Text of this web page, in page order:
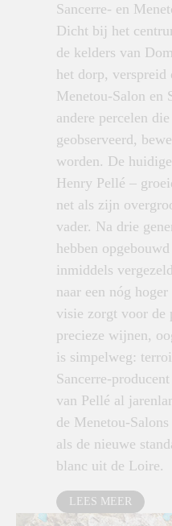
Sancerre- en
Dicht bij het
de kelders van
het dorp, verspreid
Menetou-Salon en
andere percelen
geobserveerd,
worden. De
Henry Pellé –
net als zijn
vader. Na drie
hebben
inmiddels
naar een nóg
visie zorgt voor de
precieze wijnen,
is simpelweg:
Sancerre-
van Pellé al
de Menetou-
als de nieuwe
blanc uit de Loire.
LEES MEER